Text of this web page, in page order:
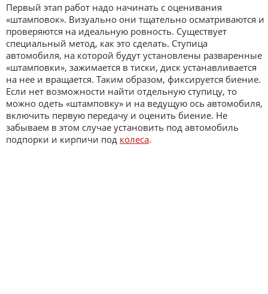
Первый этап работ надо начинать с оценивания
«штамповок». Визуально они тщательно осматриваются и
проверяются на идеальную ровность. Существует
специальный метод, как это сделать. Ступица
автомобиля, на которой будут установлены разваренные
«штамповки», зажимается в тиски, диск устанавливается
на нее и вращается. Таким образом, фиксируется биение.
Если нет возможности найти отдельную ступицу, то
можно одеть «штамповку» и на ведущую ось автомобиля,
включить первую передачу и оценить биение. Не
забываем в этом случае установить под автомобиль
подпорки и кирпичи под колеса.